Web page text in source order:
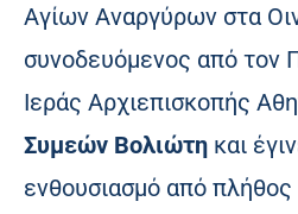
Αγίων Αναργύρων στα
συνοδευόμενος από τον
Ιεράς Αρχιεπισκοπής
Συμεών Βολιώτη και
ενθουσιασμό από